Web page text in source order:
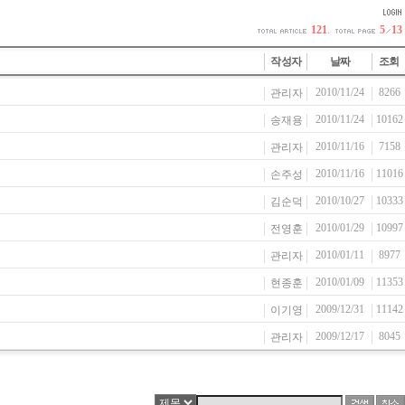
121. 5 13
작성자 날짜 조회
관리자 2010/11/24 8266
송재용 2010/11/24 10162
관리자 2010/11/16 7158
손주성 2010/11/16 11016
김순덕 2010/10/27 10333
전영훈 2010/01/29 10997
관리자 2010/01/11 8977
현종훈 2010/01/09 11353
이기영 2009/12/31 11142
관리자 2009/12/17 8045